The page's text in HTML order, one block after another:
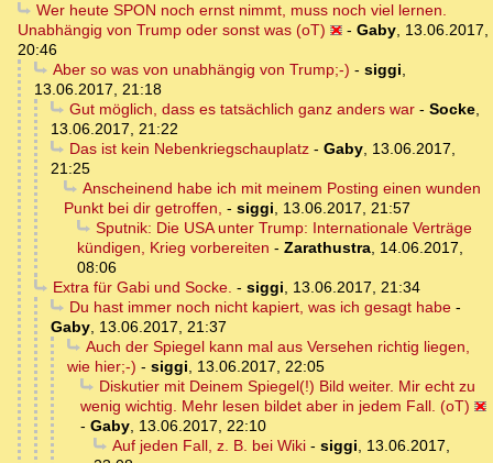
Wer heute SPON noch ernst nimmt, muss noch viel lernen.
Unabhängig von Trump oder sonst was (oT)
- Gaby, 13.06.2017,
20:46
Aber so was von unabhängig von Trump;-) - siggi,
13.06.2017, 21:18
Gut möglich, dass es tatsächlich ganz anders war- Socke,
13.06.2017, 21:22
Das ist kein Nebenkriegschauplatz- Gaby, 13.06.2017,
21:25
Anscheinend habe ich mit meinem Posting einen wunden
Punkt bei dir getroffen, - siggi, 13.06.2017, 21:57
Sputnik: Die USA unter Trump: Internationale Verträge
kündigen, Krieg vorbereiten - Zarathustra, 14.06.2017,
08:06
Extra für Gabi und Socke. - siggi, 13.06.2017, 21:34
Du hast immer noch nicht kapiert, was ich gesagt habe-
Gaby, 13.06.2017, 21:37
Auch der Spiegel kann mal aus Versehen richtig liegen,
wie hier;-) - siggi, 13.06.2017, 22:05
Diskutier mit Deinem Spiegel(!) Bild weiter. Mir echt zu
wenig wichtig. Mehr lesen bildet aber in jedem Fall. (oT)
- Gaby, 13.06.2017, 22:10
Auf jeden Fall, z. B. bei Wiki- siggi, 13.06.2017,